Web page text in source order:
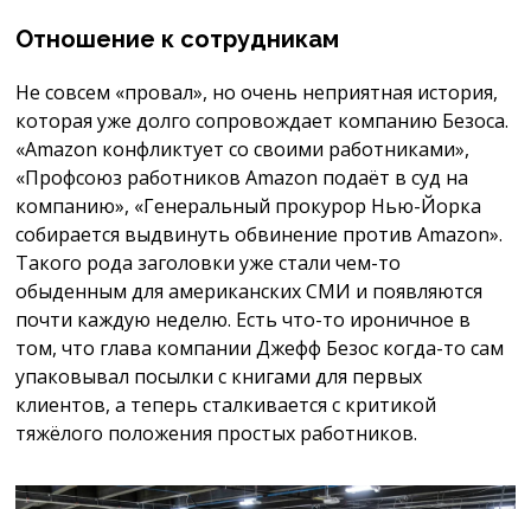
Отношение к сотрудникам
Не совсем «провал», но очень неприятная история,
которая уже долго сопровождает компанию Безоса.
«Amazon конфликтует со своими работниками»,
«Профсоюз работников Amazon подаёт в суд на
компанию», «Генеральный прокурор Нью-Йорка
собирается выдвинуть обвинение против Amazon».
Такого рода заголовки уже стали чем-то
обыденным для американских СМИ и появляются
почти каждую неделю. Есть что-то ироничное в
том, что глава компании Джефф Безос когда-то сам
упаковывал посылки с книгами для первых
клиентов, а теперь сталкивается с критикой
тяжёлого положения простых работников.